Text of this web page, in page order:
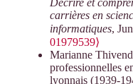
Décrire et
carrières en
informatiques,
01979539⟩
Marianne
professionnelles
lyonnais (1939-